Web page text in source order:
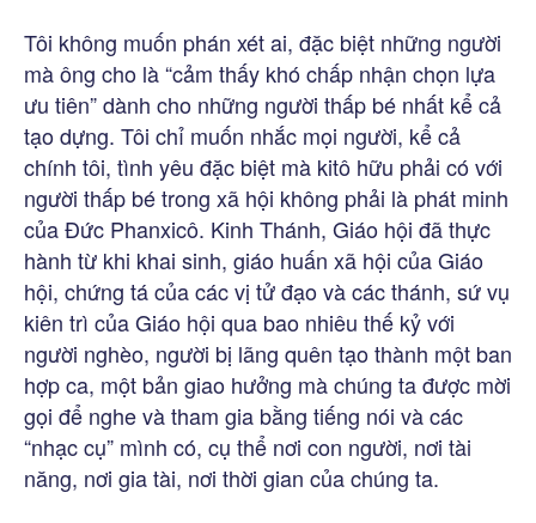
Tôi không muốn phán xét ai, đặc biệt những người
mà ông cho là “cảm thấy khó chấp nhận chọn lựa
ưu tiên” dành cho những người thấp bé nhất kể cả
tạo dựng. Tôi chỉ muốn nhắc mọi người, kể cả
chính tôi, tình yêu đặc biệt mà kitô hữu phải có với
người thấp bé trong xã hội không phải là phát minh
của Đức Phanxicô. Kinh Thánh, Giáo hội đã thực
hành từ khi khai sinh, giáo huấn xã hội của Giáo
hội, chứng tá của các vị tử đạo và các thánh, sứ vụ
kiên trì của Giáo hội qua bao nhiêu thế kỷ với
người nghèo, người bị lãng quên tạo thành một ban
hợp ca, một bản giao hưởng mà chúng ta được mời
gọi để nghe và tham gia bằng tiếng nói và các
“nhạc cụ” mình có, cụ thể nơi con người, nơi tài
năng, nơi gia tài, nơi thời gian của chúng ta.